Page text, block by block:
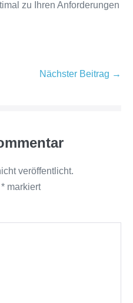
zu Ihren Anforderungen
Nächster Beitrag →
veröffentlicht.
* markiert